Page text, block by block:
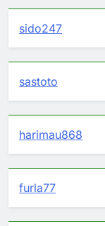
sido247
sastoto
harimau868
furla77